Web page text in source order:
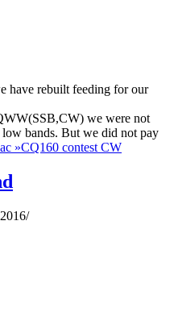
have rebuilt feeding for our
we were not
bands. But we did not pay
»CQ160 contest CW